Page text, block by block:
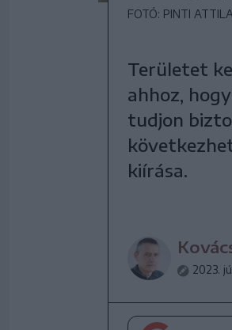
FOTÓ: PINTI ATTILA
Területet
ahhoz,
tudjon
kiírása.
2023.